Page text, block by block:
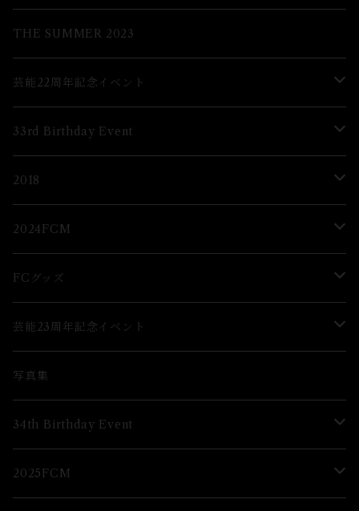
グッズ
2Lブロマイド
グッズ
THE SUMMER 2023
芸能22周年記念イベント
グッズ
ブロマイド
33rd Birthday Event
Lブロマイド
2Lブロマイド
グッズ
2018
ブロマイド
2024FCM
グッズ
FCグッズ
グッズ
ブロマイド
芸能23周年記念イベント
Lブロマイド
グッズ
写真集
34th Birthday Event
ブロマイド
2025FCM